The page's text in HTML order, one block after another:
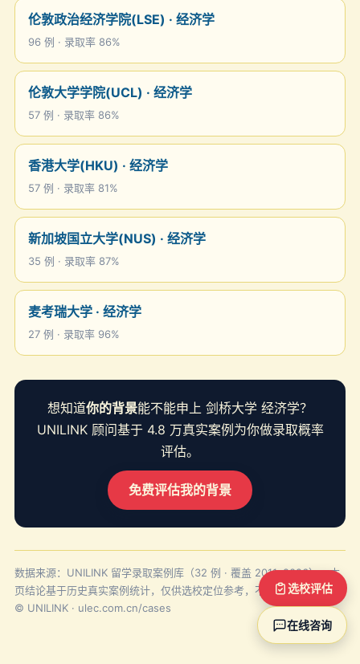
伦敦政治经济学院(LSE) · 经济学
96 例 · 录取率 86%
伦敦大学学院(UCL) · 经济学
57 例 · 录取率 86%
香港大学(HKU) · 经济学
57 例 · 录取率 81%
新加坡国立大学(NUS) · 经济学
35 例 · 录取率 87%
麦考瑞大学 · 经济学
27 例 · 录取率 96%
想知道你的背景能不能申上 剑桥大学 经济学？
UNILINK 顾问基于 4.8 万真实案例为你做录取概率
评估。
免费评估我的背景
数据来源：UNILINK 留学录取案例库（32 例 · 覆盖 2011–2026）。本
页结论基于历史真实案例统计，仅供选校定位参考，不构成录取承诺。
© UNILINK · ulec.com.cn/cases
选校评估
在线咨询